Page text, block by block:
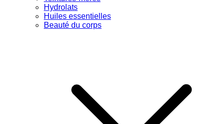
Hydrolats
Huiles essentielles
Beauté du corps